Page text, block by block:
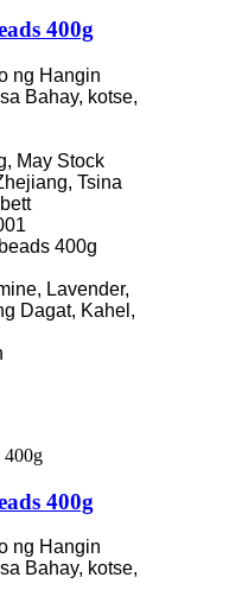
400g
ng Hangin
Bahay, kotse,
May Stock
Tsina
400g
Lavender,
Dagat, Kahel,
400g
ng Hangin
Bahay, kotse,